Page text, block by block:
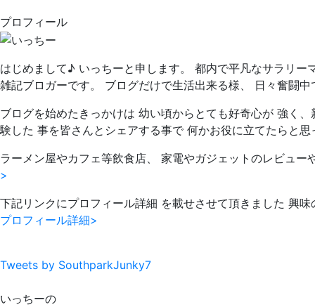
プロフィール
はじめまして♪ いっちーと申します。 都内で平凡なサラリ
雑記ブロガーです。 ブログだけで生活出来る様、 日々奮闘中
ブログを始めたきっかけは 幼い頃からとても好奇心が 強く
験した 事を皆さんとシェアする事で 何かお役に立てたらと
ラーメン屋やカフェ等飲食店、 家電やガジェットのレビュ
>
下記リンクにプロフィール詳細 を載せさせて頂きました 興
プロフィール詳細>
Tweets by SouthparkJunky7
いっちーの